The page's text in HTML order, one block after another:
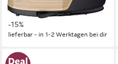
239,00 €
279,99 €
21,83 €mtl. in 12 Raten
-15%
lieferbar - in 1-2 Werktagen bei dir